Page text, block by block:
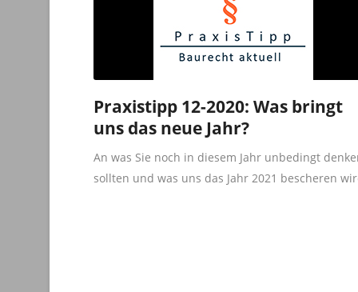
Praxistipp 12-2020: Was bringt
uns das neue Jahr?
An was Sie noch in diesem Jahr unbedingt
sollten und was uns das Jahr 2021 bescheren